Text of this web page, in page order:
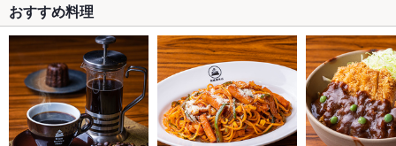
おすすめ料理